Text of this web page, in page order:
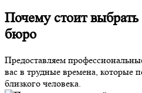
Почему стоит
бюро
Предоставляем
вас в трудные времена, которые
близкого человека.